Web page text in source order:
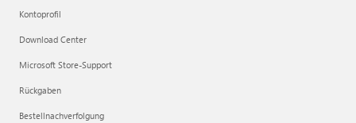
Kontoprofil
Download Center
Microsoft Store-Support
Rückgaben
Bestellnachverfolgung